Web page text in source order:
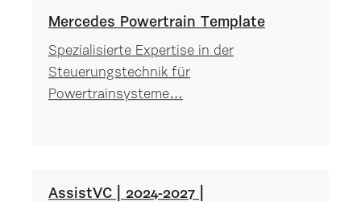
Mercedes Powertrain Template
Spezialisierte Expertise in der
Steuerungstechnik für
Powertrainsysteme…
AssistVC | 2024-2027 |